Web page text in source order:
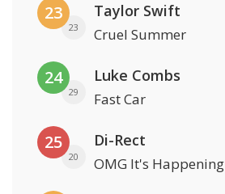
23
23
Taylor Swift
Cruel Summer
24
29
Luke Combs
Fast Car
25
20
Di-Rect
OMG It's Happening